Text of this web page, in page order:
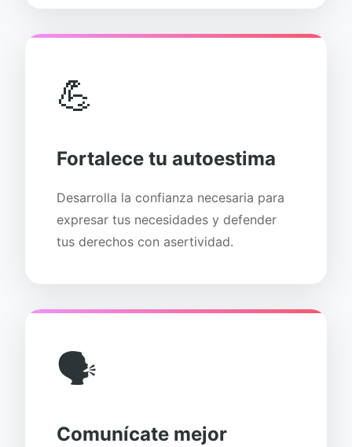
💪
Fortalece tu autoestima
Desarrolla la confianza necesaria para
expresar tus necesidades y defender
tus derechos con asertividad.
🗣️
Comunícate mejor